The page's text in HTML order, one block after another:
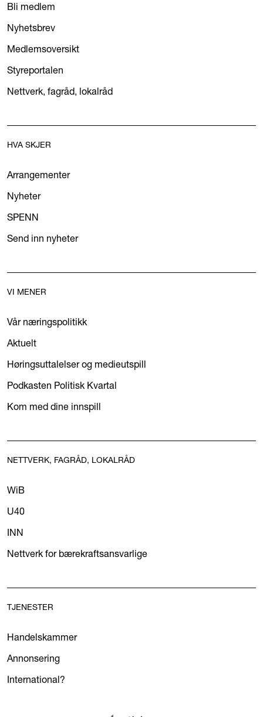
Bli medlem
Nyhetsbrev
Medlemsoversikt
Styreportalen
Nettverk, fagråd, lokalråd
HVA SKJER
Arrangementer
Nyheter
SPENN
Send inn nyheter
VI MENER
Vår næringspolitikk
Aktuelt
Høringsuttalelser og medieutspill
Podkasten Politisk Kvartal
Kom med dine innspill
NETTVERK, FAGRÅD, LOKALRÅD
WiB
U40
INN
Nettverk for bærekraftsansvarlige
TJENESTER
Handelskammer
Annonsering
International?